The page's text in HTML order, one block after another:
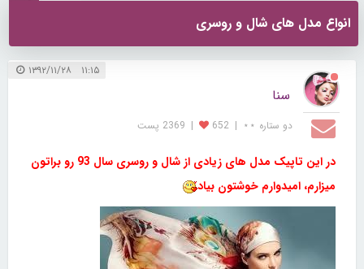
انواع مدل های شال و روسری
۱۱:۱۵ ۱۳۹۲/۱۱/۲۸
سنا
دو ستاره ⋆⋆ |
652
| 2369 پست
در این تاپیک مدل های زیادی از شال و روسری سال 93 رو براتون
میزارم، امیدوارم خوشتون بیاد